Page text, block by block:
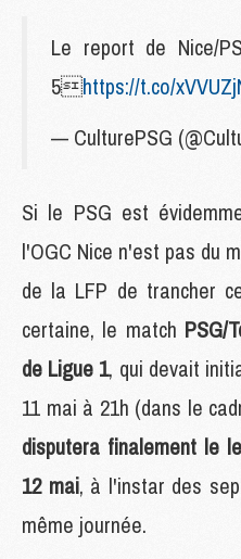
Le report de Nice/
5https://t.co/
— CulturePSG
Si le PSG est
l'OGC Nice n'est pas du
de la LFP de trancher
certaine, le match PSG/
de Ligue 1, qui devait
11 mai à 21h (dans le
disputera finalement le
12 mai, à l'instar des
même journée.